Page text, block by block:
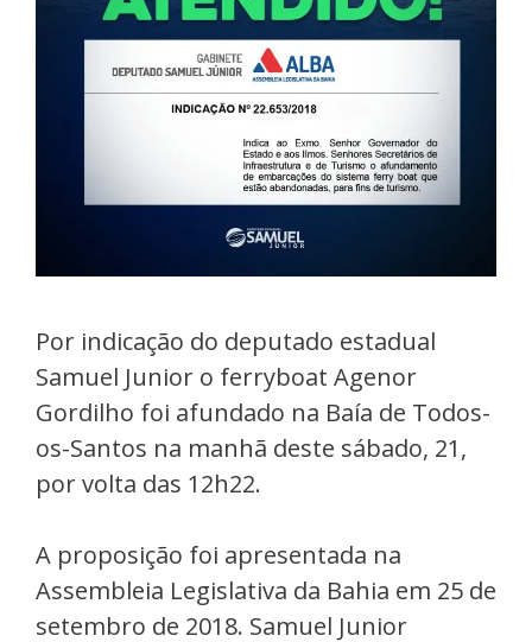
Por indicação do deputado estadual
Samuel Junior o ferryboat Agenor
Gordilho foi afundado na Baía de Todos-
os-Santos na manhã deste sábado, 21,
por volta das 12h22.
A proposição foi apresentada na
Assembleia Legislativa da Bahia em 25 de
setembro de 2018. Samuel Junior